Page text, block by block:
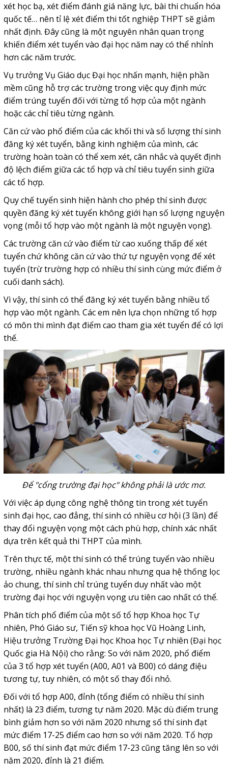
xét học bạ, xét điểm đánh giá năng lực, bài thi chuẩn hóa
quốc tế… nên tỉ lệ xét điểm thi tốt nghiệp THPT sẽ giảm
nhất định. Đây cũng là một nguyên nhân quan trọng
khiến điểm xét tuyển vào đại học năm nay có thể nhỉnh
hơn các năm trước.
Vụ trưởng Vụ Giáo dục Đại học nhấn mạnh, hiện phần
mềm cũng hỗ trợ các trường trong việc quy định mức
điểm trúng tuyển đối với từng tổ hợp của một ngành
hoặc các chỉ tiêu từng ngành.
Căn cứ vào phổ điểm của các khối thi và số lượng thí sinh
đăng ký xét tuyển, bằng kinh nghiệm của mình, các
trường hoàn toàn có thể xem xét, cân nhắc và quyết định
độ lệch điểm giữa các tổ hợp và chỉ tiêu tuyển sinh giữa
các tổ hợp.
Quy chế tuyển sinh hiện hành cho phép thí sinh được
quyền đăng ký xét tuyển không giới hạn số lượng nguyện
vọng (mỗi tổ hợp vào một ngành là một nguyện vọng).
Các trường căn cứ vào điểm từ cao xuống thấp để xét
tuyển chứ không căn cứ vào thứ tự nguyện vọng để xét
tuyển (trừ trường hợp có nhiều thí sinh cùng mức điểm ở
cuối danh sách).
Vì vậy, thí sinh có thể đăng ký xét tuyển bằng nhiều tổ
hợp vào một ngành. Các em nên lựa chọn những tổ hợp
có môn thi mình đạt điểm cao tham gia xét tuyển để có lợi
thế.
Để "cổng trường đại học" không phải là ước mơ.
Với việc áp dụng công nghệ thông tin trong xét tuyển
sinh đại học, cao đẳng, thí sinh có nhiều cơ hội (3 lần) để
thay đổi nguyện vọng một cách phù hợp, chính xác nhất
dựa trên kết quả thi THPT của mình.
Trên thực tế, một thí sinh có thể trúng tuyển vào nhiều
trường, nhiều ngành khác nhau nhưng qua hệ thống lọc
ảo chung, thí sinh chỉ trúng tuyển duy nhất vào một
trường đại học với nguyện vọng ưu tiên cao nhất có thể.
Phân tích phổ điểm của một số tổ hợp Khoa học Tự
nhiên, Phó Giáo sư, Tiến sỹ khoa học Vũ Hoàng Linh,
Hiệu trưởng Trường Đại học Khoa học Tự nhiên (Đại học
Quốc gia Hà Nội) cho rằng: So với năm 2020, phổ điểm
của 3 tổ hợp xét tuyển (A00, A01 và B00) có dáng điệu
tương tự, tuy nhiên, có một số thay đổi nhỏ.
Đối với tổ hợp A00, đỉnh (tổng điểm có nhiều thí sinh
nhất) là 23 điểm, tương tự năm 2020. Mặc dù điểm trung
bình giảm hơn so với năm 2020 nhưng số thí sinh đạt
mức điểm 17-25 điểm cao hơn so với năm 2020. Tổ hợp
B00, số thí sinh đạt mức điểm 17-23 cũng tăng lên so với
năm 2020, đỉnh là 21 điểm.